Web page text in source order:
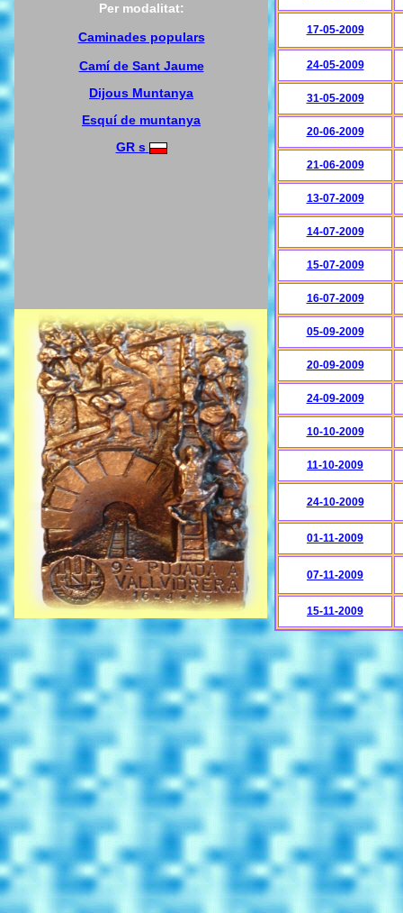
Per modalitat:
Caminades populars
Camí de Sant Jaume
Dijous Muntanya
Esquí de muntanya
GR s
17-05-2009
24-05-2009
31-05-2009
20-06-2009
21-06-2009
13-07-2009
14-07-2009
15-07-2009
16-07-2009
05-09-2009
20-09-2009
24-09-2009
10-10-2009
11-10-2009
24-10-2009
01-11-2009
07-11-2009
15-11-2009